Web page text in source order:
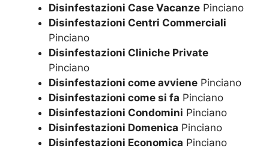
Disinfestazioni Case Vacanze Pinciano
Disinfestazioni Centri Commerciali
Pinciano
Disinfestazioni Cliniche Private
Pinciano
Disinfestazioni come avviene Pinciano
Disinfestazioni come si fa Pinciano
Disinfestazioni Condomini Pinciano
Disinfestazioni Domenica Pinciano
Disinfestazioni Economica Pinciano